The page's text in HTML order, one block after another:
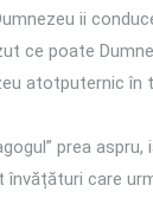
ii
ce poate
atotputernic
prea
învățături care